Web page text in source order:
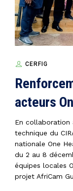
CERFIG
acteurs
En collaboration
technique du
nationale One
du 2 au 8
équipes locales
projet AfriCam